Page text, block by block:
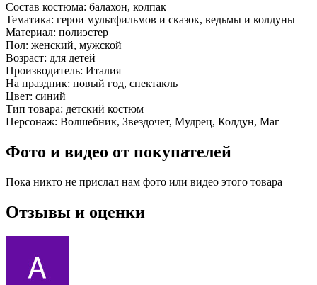
Состав костюма: балахон, колпак
Тематика: герои мультфильмов и сказок, ведьмы и колдуны
Материал: полиэстер
Пол: женский, мужской
Возраст: для детей
Производитель: Италия
На праздник: новый год, спектакль
Цвет: синий
Тип товара: детский костюм
Персонаж: Волшебник, Звездочет, Мудрец, Колдун, Маг
Фото и видео от покупателей
Пока никто не прислал нам фото или видео этого товара
Отзывы и оценки